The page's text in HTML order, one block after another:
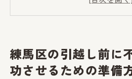
不用品の分類とリサイ
テップ
練馬区の不用品回収ルー
練馬区の引越し前に
功させるための準備